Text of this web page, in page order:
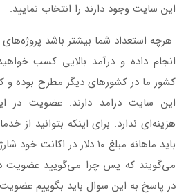
این سایت وجود دارند را انتخاب نمایید.
هرچه استعداد شما بیشتر باشد
انجام داده و درآمد بالایی کسب
کشور ما در کشورهای دیگر مطرح بوده و
این سایت درامد دارند. عضویت در
هزینه‌ای ندارد. برای اینکه بتوانید از
باید ماهانه مبلغ ۱۰ دلار در
می‌گویند که پس چرا می‌گویید عضویت
در پاسخ به این سوال باید بگوییم عضویت